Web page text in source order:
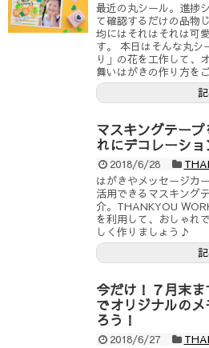
最近の丸シール。進捗
て確認するだけの品物
均にはそれはそれは可
す。 本日はそんな丸シ
り」の花を工作して、
舞いはがきの作り方を
マスキングテー
れにデコレーショ
2018/6/28
はがきやメッセージカ
活用できるマスキング
介。THANKYOU
を利用して、おしゃれ
しく作りましょう♪
今だけ！７月末
でオリジナルの
ろう！
2018/6/27